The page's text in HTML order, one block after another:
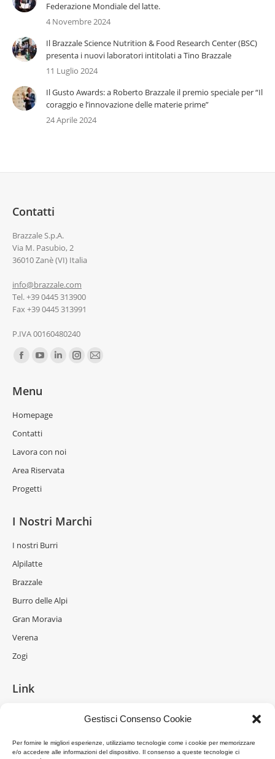
Gestisci Consenso Cookie
Per fornire le migliori esperienze, utilizziamo tecnologie come i cookie per memorizzare
e/o accedere alle informazioni del dispositivo. Il consenso a queste tecnologie ci
Federazione Mondiale del latte.
4 Novembre 2024
Il Brazzale Science Nutrition & Food Research Center (BSC)
presenta i nuovi laboratori intitolati a Tino Brazzale
11 Luglio 2024
Il Gusto Awards: a Roberto Brazzale il premio speciale per “Il
coraggio e l’innovazione delle materie prime”
24 Aprile 2024
Contatti
Brazzale S.p.A.
Via M. Pasubio, 2
36010 Zanè (VI) Italia
info@brazzale.com
Tel. +39 0445 313900
Fax +39 0445 313991
P.IVA 00160480240
Ci puoi trovare su:
Menu
Homepage
Contatti
Lavora con noi
Area Riservata
Progetti
I Nostri Marchi
I nostri Burri
Alpilatte
Brazzale
Burro delle Alpi
Gran Moravia
Verena
Zogi
Link
Gran Moravia